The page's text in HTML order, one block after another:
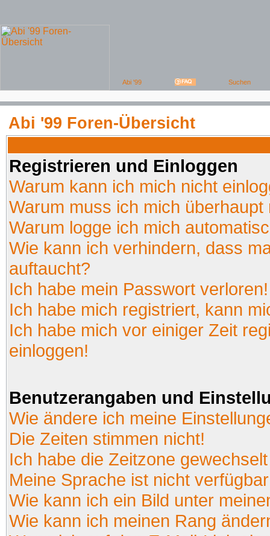
Abi '99 Foren-Übersicht
Registrieren und Einloggen
Warum kann ich mich nicht
Warum muss ich mich überhaupt
Warum logge ich mich
Wie kann ich verhindern, dass
auftaucht?
Ich habe mein Passwort verloren!
Ich habe mich registriert, kann
Ich habe mich vor einiger Zeit
einloggen!
Benutzerangaben und
Wie ändere ich meine
Die Zeiten stimmen nicht!
Ich habe die Zeitzone
Meine Sprache ist nicht
Wie kann ich ein Bild unter
Wie kann ich meinen Rang